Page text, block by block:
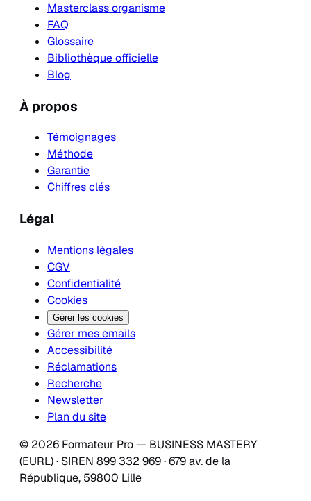
Masterclass organisme
FAQ
Glossaire
Bibliothèque officielle
Blog
À propos
Témoignages
Méthode
Garantie
Chiffres clés
Légal
Mentions légales
CGV
Confidentialité
Cookies
Gérer les cookies
Gérer mes emails
Accessibilité
Réclamations
Recherche
Newsletter
Plan du site
© 2026 Formateur Pro — BUSINESS MASTERY
(EURL) · SIREN 899 332 969 · 679 av. de la
République, 59800 Lille